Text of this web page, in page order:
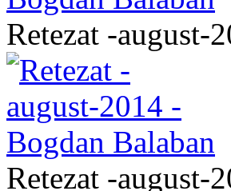
Retezat -august-
Retezat -august-